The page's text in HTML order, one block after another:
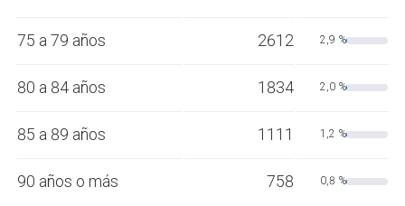
75 a 79 años 2612 2,9 %
80 a 84 años 1834 2,0 %
85 a 89 años 1111 1,2 %
90 años o más 758 0,8 %